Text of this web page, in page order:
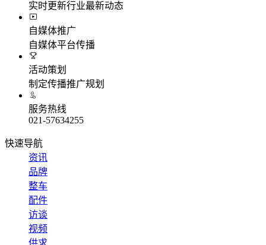
实时更新行业最新动态
自媒体推广
自媒体平台传播
活动策划
制定传播推广规划
服务热线
021-57634255
快速导航
资讯
品牌
整车
配件
访谈
视频
供求